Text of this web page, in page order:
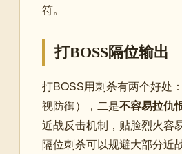
符。
打BOSS隔位输出
打BOSS用刺杀有两个好处
视防御），二是不容易拉仇
近战反击机制，贴脸烈火容
隔位刺杀可以规避大部分近